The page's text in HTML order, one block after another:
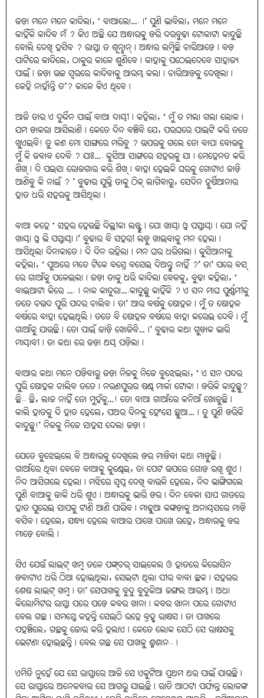
ଜଡ଼ା ମନେ ମନେ କାନ୍ଦିଲା, ‘ ବାଆଲୋ….।’ ପୁଣି ଭାବିଲା, ମନେ ମନେ
କାହିଁକି କାନ୍ଦିବ ମଁ ? କିଏ ଅଛି ଯେ ଅନ୍ଧାରକୁ ଡରି ଦରବୁଢା ଟୋକାଟା କାନ୍ଦୁଛି
ବୋଲି ଦେଖି ହସିବ ? ରାସ୍ତା ତ ଶୂନ୍ଶାନ୍। ଅନ୍ଧାର ଲମ୍ୱିଛି ଚାରିଆଡ଼େ। ବଡ଼
ପାଟିରେ କାନ୍ଦିଲେ, ଠାକୁର କାଳେ ଶୁଣିବେ। କାହାକୁ ପଠେଇଦେବେ ସାହାଜ୍ୟ
ପାଇଁ। ଜଡ଼ା ଉଚ୍ଚ ସ୍ୱରରେ କାନ୍ଦିବାକୁ ଆରମ୍ଭ କଲା। ଚାରିଆଡ଼କୁ ଦେଖିଲା।
କେହି ନାହାଁନ୍ତି ତ’? କାଳେ କିଏ ଥିବେ।
ଆଜି ତାର ଏ ଦୁର୍ଦ୍ଦିନ ପାଇଁ ବାଆ ଦାୟୀ। କହିଲା, ‘ ମୁଁ ତ ମଲା ଗଲା ଲୋକ।
ଯମ ଡାକରା ଆସିଲାଣି। କେତେ ଦିନ ବଞ୍ଚିବି ଯେ, ପରଘରେ ପାଇଟି କରି ତତେ
ଖୁଏଇବି! ତୁ କଣ ମୋ ସାଙ୍ଗରେ ମରିବୁ ? ଉପରକୁ ଗଲେ ତୋ ବାପା ବୋଉକୁ
ମୁଁ କି ଜବାବ ଦେବି ? ଯାଃ…. କୁସିଆ ସାଙ୍ଗରେ ସହରକୁ ଯା। ମେହେନତ କରି
ଶିଖ୍। ଦି ପଇସା ରୋଜଗାର କରି ଶିଖ୍। ବାହା ହେଇକି ଘରକୁ ଗୋଟାଏ ଜାଡ଼ି
ଆଣିବୁ କି ନାଇଁ ? ’ ବୁଢାର ଯୁକ୍ତି ତାକୁ ଠିକ୍ ଲାଗିବାରୁ, ସେଦିନ ହୁର୍ଷିଆନାର
ହାତ ଧରି ସହରକୁ ଆସିଥିଲା।
ବାଆ କହେ ‘ ସହର ହେଉଛି ଦିଲ୍ଲୀକା ଲଡ୍ଡୁ। ଯୋ ଖାୟା ୱ ପସ୍ତାୟା। ଯୋ ନହିଁ
ଖାୟା ୱ ଭି ପସ୍ତାୟା।’ ବୁଢାର ବି ସହରୀ ଲଡ଼ୁ ଖାଇବାକୁ ମନ ହେଲା।
ଆସିଥିଲା ଦିନାକାତେ। ଦି ଦିନ ରହିଲା। ମନ ଘର ଧରିଗଲା। କୁସିଆନାକୁ
କହିଲା, ‘ ପୁଅରେ ମତେ ଟିକେ ବସ୍ରେ ବସେଇ ଦିଅନ୍ତୁ ନାହିଁ ?’ ତା’ ପରେ ବସ୍
ରେ ଗାଆଁକୁ ପଳେଇଲା। ଜଡ଼ା ତାକୁ ଧରି କାନ୍ଦିଲା ବେଳକୁ, ବୁଢା କହିଲା, ‘
ବାଇଆଟା କିରେ ….। ନାକ କାନ୍ଦୁରା….କାନ୍ଦୁଛୁ କାହିଁକି ? ଏ ସନ ମାଘ ପୁର୍ଣ୍ଣମୀକୁ
ତତେ ଚଉଦ ପୁରି ପନ୍ଦର ଚାଲିବ। ତା’ ଆର ବର୍ଷକୁ ଷୋହଳ। ମୁଁ ତ ଷୋହଳ
ବର୍ଷରେ ବାହା ହେଇଥିଲି। ତତେ ବି ଷୋହଳ ବର୍ଷରେ ବାହା କରେଇ ଦେବି। ମୁଁ
ଗାଆଁକୁ ଯାଉଛି। ତୋ ପାଇଁ ଜାଡ଼ି ଖୋଜିବି…।’ ବୁଢାର କଥା ଗୁଡାକ ଭାରି
ମାୟାବୀ। ତା କଥା ରେ ଜଡ଼ା ଥୟ ପଡ଼ିଲା।
ବାଆର କଥା ମନେ ପଡ଼ିବାରୁ ଜଡ଼ା ନିଜକୁ ନିଜେ ବୁଝେଇଲା, ‘ ଏ ସନ ପନ୍ଦର
ପୁରି ଷୋହଳ ଚାଲିବ ତତେ। ନରଣପୁରର ଷଣ୍ଢ ମାର୍କା ଟୋକା। ଡରିକି କାନ୍ଦୁଛୁ?
ଛି.. ଛି, ଲାଜ ନାହିଁ ତୋ ମୁହଁକୁ…! ତୋ ବାଆ ଗାଆଁରେ କନିଆଁ ଖୋଜୁଛି।
କାଲି ହାତକୁ ଦି ହାତ ହେଲେ, ପଅର ଦିନକୁ ହେଂସେ ଛୁଆ…। ତୁ ପୁଣି ଡରିକି
କାନ୍ଦୁଛୁ!’ ନିଜକୁ ନିଜେ ସାହସ ଦେଲା ଜଡ଼ା।
ଯେତେ ବୁଝେଇଲେ ବି ଅନ୍ଧାରକୁ ଦେଖିଲେ ଡର ମାଡିବା କଥା ମାଡ଼ୁଛି।
ଗାଆଁରେ ଥିବା ବେଳେ ବାଆକୁ କୁଣ୍ଢେଇ, ତା ପେଟ ଉପରେ ଗୋଡ଼ ରଖି ଶୁଏ।
ନିଦ ଆସିଗଲେ ହେଲା। ମଝିରେ ସ୍ୱପ୍ନ ଦେଖି ବାଉଳି ହେଲେ, ନିଦ ଭାଙ୍ଗିଗଲେ
ପୁଣି ବାଆକୁ ଜାକି ଧରି ଶୁଏ। ଅନ୍ଧାରକୁ ଭାରି ଡର। ଦିନ ବେଳା ସାପ ଗାତରେ
ହାତ ପୁରେଇ ସାପକୁ ଟାଣି ଆଣି ପାରିବ। ମାଢୁଆ କଙ୍କଡ଼ାକୁ ଅନାୟସରେ ମାଡ଼ି
ବସିବ। ହେଲେ, ସନ୍ଧ୍ୟା ହେଲେ ବାଆର ପାଖେ ପାଖେ ରହେ, ଅନ୍ଧାରକୁ ଡର
ମାଡ଼େ ବୋଲି।
ସିଏ ଯେଉଁ ଲାଇଟ୍ ଖମ୍ୱ ତଳେ ପଙ୍କ୍‌ଚର୍‌ ସାଇକେଲ ଓ ହାତରେ କିରୋସିନ
ଡବାଟାଏ ଧରି ଠିଆ ହୋଇଥିଲା, ସେଇଟା ଥିଲା ପୀର ବାବା ଛକ। ସହରର
ଶେଷ ଲାଇଟ୍ ଖମ୍ୱ। ତା’ ସେପାଖକୁ ବୁଦୁ ବୁଦୁକିଆ ଜଙ୍ଗଲ ଆରମ୍ଭ। ଅଧା
କିଲୋମିଟର ରାସ୍ତା ପରେ ପଡ଼େ କବର ଖାନା। କବର ଖାନା ପରେ ଗୋଟାଏ
ବେଲ ଗଛ। ସମସ୍ତେ କହନ୍ତି ସେଇଠି ରହେ ବ୍ରହ୍ମ ରାକ୍ଷସ। ତା ପାଖରେ
ପହଞ୍ଚିଲେ, ଗଛକୁ ଜୋର କରି ହଲାଏ। କେତେ ଲୋକ ସେଠି ସେ ରାକ୍ଷସକୁ
ଭେଟଣା ହୋଇଛନ୍ତି। ବେଲ ଗଛ ସେ ପାଖକୁ ଶ୍ମଶାନ..।
ଏମିତି ନୁହେଁ ଯେ ସେ ରାସ୍ତାରେ ଆଜି ସେ ଏକୁଟିଆ ପ୍ରଥମ ଥର ପାଇଁ ଯାଉଛି।
ସେ ରାସ୍ତାରେ ଅନେକବାର ସେ ଆଗରୁ ଯାଇଛି। ରାତି ଆଠଟା ପର୍ଯ୍ୟନ୍ତ ଲୋକଙ୍କ